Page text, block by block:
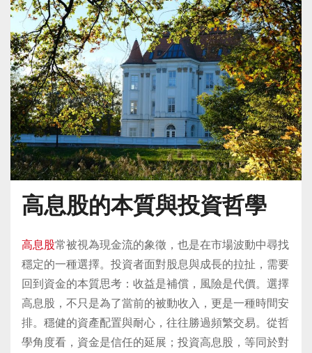
高息股的本質與投資哲學
高息股常被視為現金流的象徵，也是在市場波動中尋找
穩定的一種選擇。投資者面對股息與成長的拉扯，需要
回到資金的本質思考：收益是補償，風險是代價。選擇
高息股，不只是為了當前的被動收入，更是一種時間安
排。穩健的資產配置與耐心，往往勝過頻繁交易。從哲
學角度看，資金是信任的延展；投資高息股，等同於對